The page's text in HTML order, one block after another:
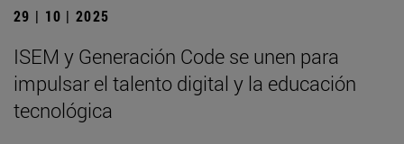
29 | 10 | 2025
ISEM y Generación Code se unen para
impulsar el talento digital y la educación
tecnológica